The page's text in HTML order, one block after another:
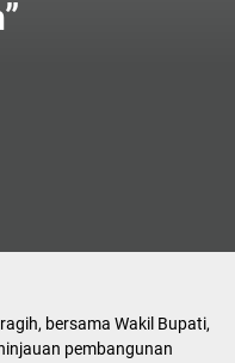
bersama Wakil Bupati,
pembangunan